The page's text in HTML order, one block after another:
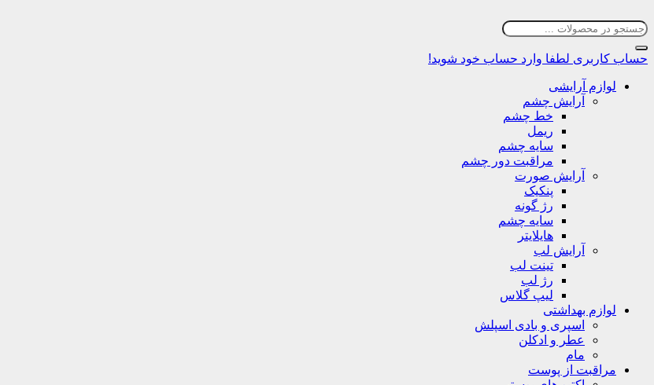
حساب کاربری لطفا وارد حساب خود شوید!
لوازم آرایشی
آرایش چشم
خط چشم
ریمل
سایه چشم
مراقبت دور چشم
آرایش صورت
پنکیک
رژ گونه
سایه چشم
هایلایتر
آرایش لب
تینت لب
رژ لب
لیپ گلاس
لوازم بهداشتی
اسپری و بادی اسپلش
عطر و ادکلن
مام
مراقبت از پوست